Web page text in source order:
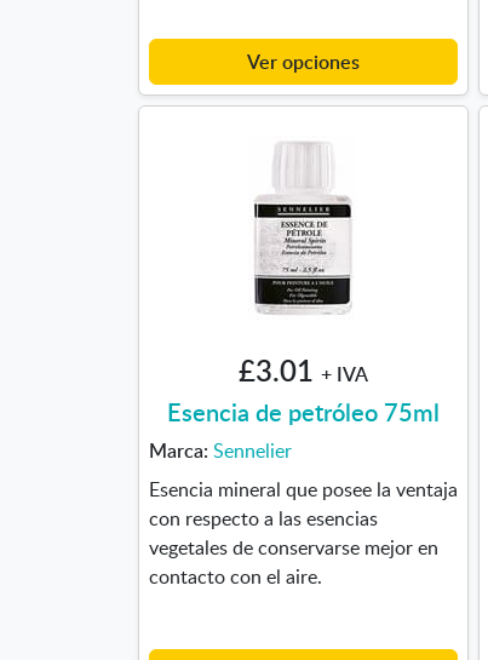
Ver opciones
£3.01 + IVA
Esencia de petróleo 75ml
Marca: Sennelier
Esencia mineral que posee la ventaja
con respecto a las esencias
vegetales de conservarse mejor en
contacto con el aire.